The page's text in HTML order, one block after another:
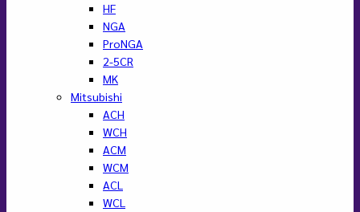
HF
NGA
ProNGA
2-5CR
MK
Mitsubishi
ACH
WCH
ACM
WCM
ACL
WCL